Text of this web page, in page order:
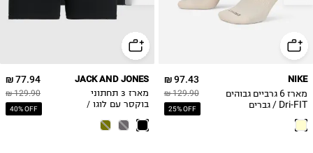
97.43 ₪
129.90 ₪
25% OFF
NIKE
מארז 6 גרביים גבוהים
Dri-FIT / גברים
77.94 ₪
129.90 ₪
40% OFF
JACK AND JONES
מארז 3 תחתוני
בוקסר עם לוגו /